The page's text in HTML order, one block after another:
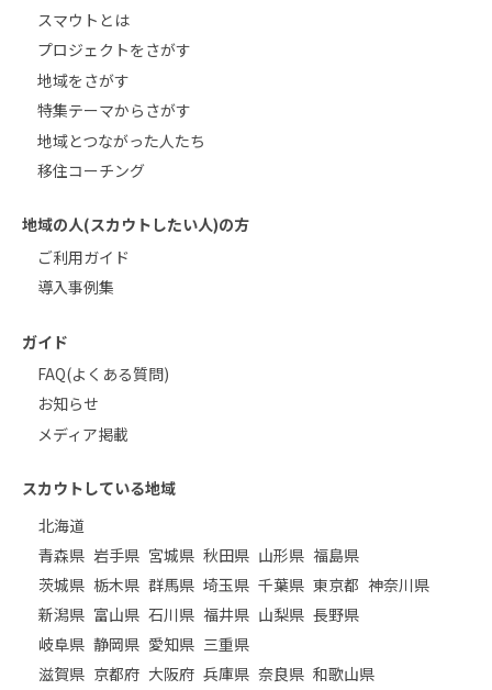
スマウトとは
プロジェクトをさがす
地域をさがす
特集テーマからさがす
地域とつながった人たち
移住コーチング
地域の人(スカウトしたい人)の方
ご利用ガイド
導入事例集
ガイド
FAQ(よくある質問)
お知らせ
メディア掲載
スカウトしている地域
北海道
青森県 岩手県 宮城県 秋田県 山形県 福島県
茨城県 栃木県 群馬県 埼玉県 千葉県 東京都 神奈川県
新潟県 富山県 石川県 福井県 山梨県 長野県
岐阜県 静岡県 愛知県 三重県
滋賀県 京都府 大阪府 兵庫県 奈良県 和歌山県